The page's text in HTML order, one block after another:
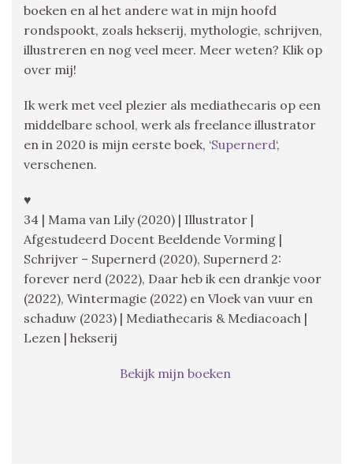
boeken en al het andere wat in mijn hoofd
rondspookt, zoals hekserij, mythologie, schrijven,
illustreren en nog veel meer. Meer weten? Klik op
over mij!
Ik werk met veel plezier als mediathecaris op een
middelbare school, werk als freelance illustrator
en in 2020 is mijn eerste boek, ‘Supernerd‘,
verschenen.
♥
34 | Mama van Lily (2020) | Illustrator |
Afgestudeerd Docent Beeldende Vorming |
Schrijver – Supernerd (2020), Supernerd 2:
forever nerd (2022), Daar heb ik een drankje voor
(2022), Wintermagie (2022) en Vloek van vuur en
schaduw (2023) | Mediathecaris & Mediacoach |
Lezen | hekserij
Bekijk mijn boeken